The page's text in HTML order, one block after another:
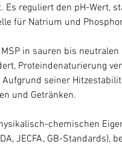
Es reguliert den pH-Wert,
für Natrium und
in sauren bis
Proteindenaturierung
seiner
und Getränken.
chemischen
JECFA, GB-Standards),